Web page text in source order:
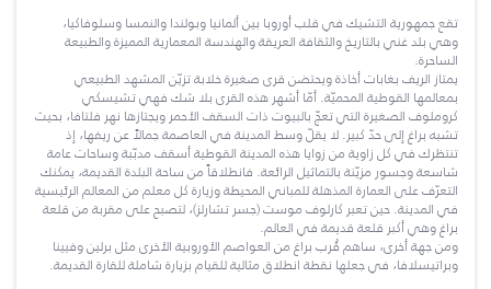
تقع جمهورية التشيك في قلب أوروبا بين ألمانيا وبولندا والنمسا وسلوفاكيا،
وهي بلد غني بالتاريخ والثقافة العريقة والهندسة المعمارية المميزة والطبيعة
الساحرة.
يمتاز الريف بغابات أخاذة ويحتضن قرى صغيرة خلابة تزيّن المشهد الطبيعي
بمعالمها القوطية المحميّة. أمّا أشهر هذه القرى بلا شك فهي تشيسكي
كروملوف الصغيرة التي تعجّ بالبيوت ذات السقف الأحمر ويجتازها نهر فلتافا، بحيث
تشبه براغ إلى حدّ كبير. لا يقلّ وسط المدينة في العاصمة جمالاً عن ريفها، إذ
تنتظرك في كل زاوية من زوايا هذه المدينة القوطية أسقف مدبّبة وساحات عامة
شاسعة وجسور مزيّنة بالتماثيل الرائعة. فانطلاقاً من ساحة البلدة القديمة، يمكنك
التعرّف على العمارة المذهلة للمباني المحيطة وزيارة كل معلم من المعالم الرئيسية
في المدينة. حين تعبر كارلوف موست (جسر تشارلز)، لتصبح على مقربة من قلعة
براغ وهي أكبر قلعة قديمة في العالم.
ومن جهة أخرى، ساهم قُرب براغ من العواصم الأوروبية الأخرى مثل برلين وفيينا
وبراتيسلافا، في جعلها نقطة انطلاق مثالية للقيام بزيارة شاملة للقارة القديمة.